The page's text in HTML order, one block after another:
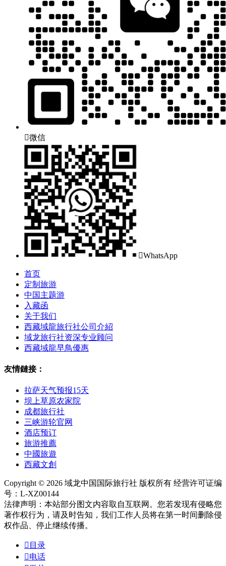
微信
WhatsApp
首页
定制旅游
中国主题游
入藏函
关于我们
西藏域龍旅行社公司介紹
域龙旅行社资深专业顾问
西藏域龍早鳥優惠
友情鏈接：
拉萨天气预报15天
坝上草原农家院
成都旅行社
三峡游轮官网
酒店预订
旅游推薦
中國旅遊
西藏文創
Copyright © 2026 域龙中国国际旅行社 版权所有 经营许可证编
号：L-XZ00144
法律声明：本站部分图文内容取自互联网。您若发现有侵略您
著作权行为，请及时告知，我们工作人员将在第一时间删除侵
权作品、停止继续传播。
 目录
电话